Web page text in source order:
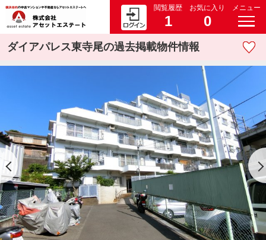
閲覧履歴
1
お気に入り
0
メニュー
ダイアパレス東寺尾の過去掲載物件情報